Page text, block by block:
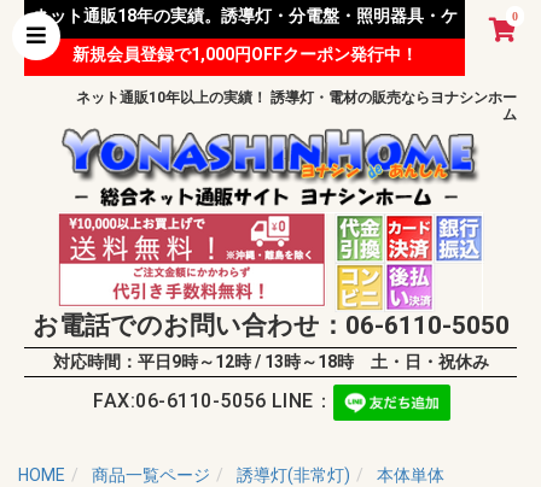
0
ネット通販18年の実績。誘導灯・分電盤・照明器具・ケ
ーブル等 様々な資材を取り扱っています。
新規会員登録で1,000円OFFクーポン発行中！
ネット通販10年以上の実績！ 誘導灯・電材の販売ならヨナシンホー
ム
お電話でのお問い合わせ：06-6110-5050
対応時間：平日9時～12時 / 13時～18時 土・日・祝休み
FAX:06-6110-5056 LINE：
HOME 商品一覧ページ 誘導灯(非常灯)
本体単体